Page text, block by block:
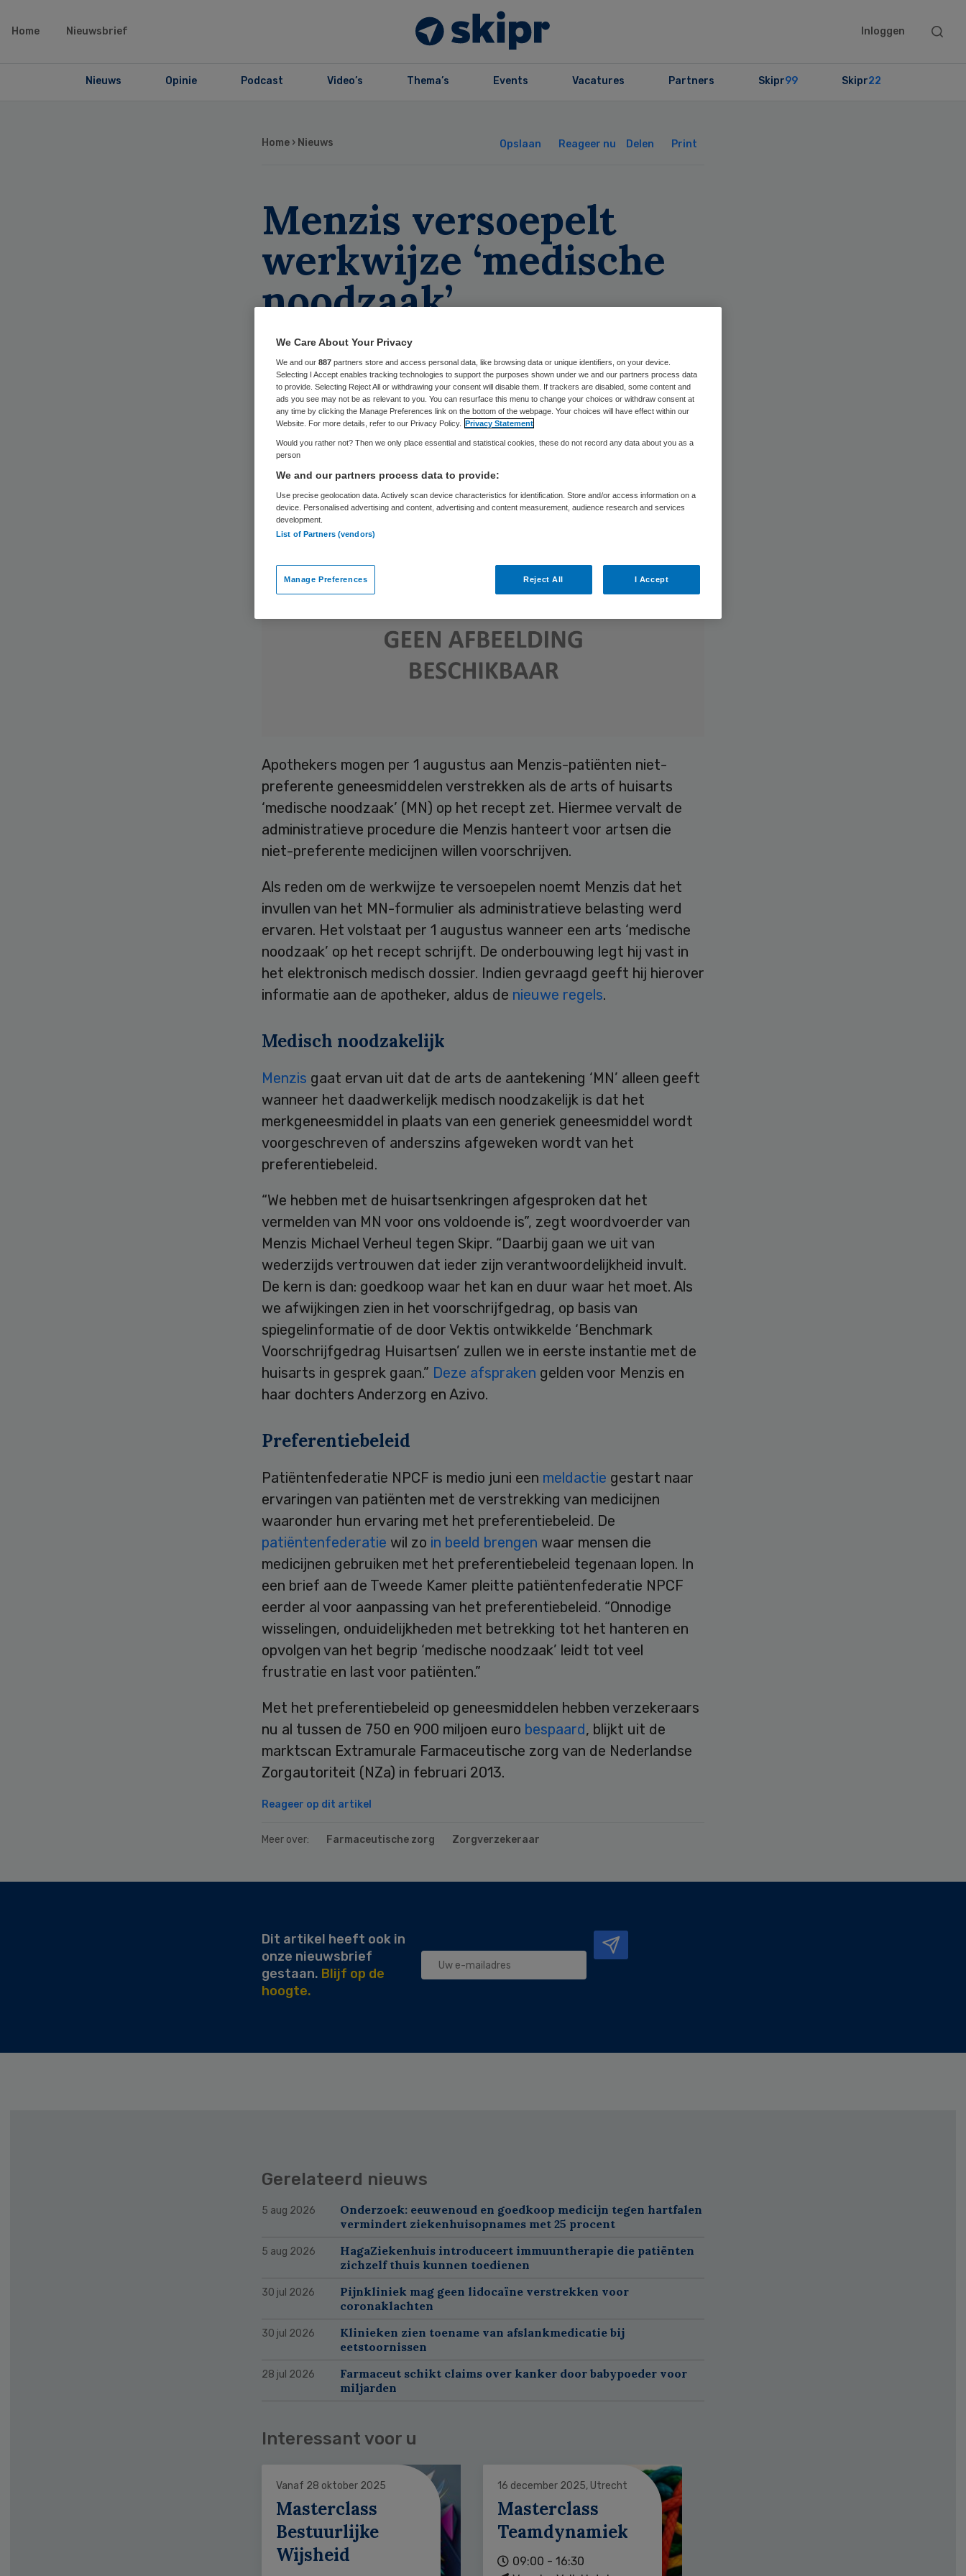
Home Nieuwsbrief Inloggen
Search
Nieuws Opinie Podcast Video’s Thema’s Events Vacatures Partners Skipr99 Skipr22
Home › Nieuws Opslaan Reageer nu Delen Print
Menzis versoepelt
werkwijze ‘medische
noodzaak’
Skipr Redactie 30 juli 2013 ,08:58 18 keer gelezen
Apothekers mogen per 1 augustus aan Menzis-patiënten niet-
preferente geneesmiddelen verstrekken als de arts of huisarts
‘medische noodzaak’ (MN) op het recept zet. Hiermee vervalt de
administratieve procedure die Menzis hanteert voor artsen die
niet-preferente medicijnen willen voorschrijven.
Als reden om de werkwijze te versoepelen noemt Menzis dat het
invullen van het MN-formulier als administratieve belasting werd
ervaren. Het volstaat per 1 augustus wanneer een arts ‘medische
noodzaak’ op het recept schrijft. De onderbouwing legt hij vast in
het elektronisch medisch dossier. Indien gevraagd geeft hij hierover
informatie aan de apotheker, aldus de nieuwe regels.
Medisch noodzakelijk
Menzis gaat ervan uit dat de arts de aantekening ‘MN’ alleen geeft
wanneer het daadwerkelijk medisch noodzakelijk is dat het
merkgeneesmiddel in plaats van een generiek geneesmiddel wordt
voorgeschreven of anderszins afgeweken wordt van het
preferentiebeleid.
“We hebben met de huisartsenkringen afgesproken dat het
vermelden van MN voor ons voldoende is”, zegt woordvoerder van
Menzis Michael Verheul tegen Skipr. “Daarbij gaan we uit van
wederzijds vertrouwen dat ieder zijn verantwoordelijkheid invult.
De kern is dan: goedkoop waar het kan en duur waar het moet. Als
we afwijkingen zien in het voorschrijfgedrag, op basis van
spiegelinformatie of de door Vektis ontwikkelde ‘Benchmark
Voorschrijfgedrag Huisartsen’ zullen we in eerste instantie met de
huisarts in gesprek gaan.” Deze afspraken gelden voor Menzis en
haar dochters Anderzorg en Azivo.
Preferentiebeleid
Patiëntenfederatie NPCF is medio juni een meldactie gestart naar
ervaringen van patiënten met de verstrekking van medicijnen
waaronder hun ervaring met het preferentiebeleid. De
patiëntenfederatie wil zo in beeld brengen waar mensen die
medicijnen gebruiken met het preferentiebeleid tegenaan lopen. In
een brief aan de Tweede Kamer pleitte patiëntenfederatie NPCF
eerder al voor aanpassing van het preferentiebeleid. “Onnodige
wisselingen, onduidelijkheden met betrekking tot het hanteren en
opvolgen van het begrip ‘medische noodzaak’ leidt tot veel
frustratie en last voor patiënten.”
Met het preferentiebeleid op geneesmiddelen hebben verzekeraars
nu al tussen de 750 en 900 miljoen euro bespaard, blijkt uit de
marktscan Extramurale Farmaceutische zorg van de Nederlandse
Zorgautoriteit (NZa) in februari 2013.
Reageer op dit artikel
Meer over: Farmaceutische zorg Zorgverzekeraar
Dit artikel heeft ook in
onze nieuwsbrief
gestaan. Blijf op de
hoogte.
Gerelateerd nieuws
5 aug 2026
Onderzoek: eeuwenoud en goedkoop medicijn tegen hartfalen
vermindert ziekenhuisopnames met 25 procent
5 aug 2026
HagaZiekenhuis introduceert immuuntherapie die patiënten
zichzelf thuis kunnen toedienen
30 jul 2026
Pijnkliniek mag geen lidocaïne verstrekken voor
coronaklachten
30 jul 2026
Klinieken zien toename van afslankmedicatie bij
eetstoornissen
28 jul 2026
Farmaceut schikt claims over kanker door babypoeder voor
miljarden
Interessant voor u
Vanaf 28 oktober 2025
Masterclass
Bestuurlijke
Wijsheid
16 december 2025, Utrecht
Masterclass
Teamdynamiek
09:00 - 16:30
We Care About Your Privacy
We and our 887 partners store and access personal data, like browsing data or unique identifiers, on your device.
Selecting I Accept enables tracking technologies to support the purposes shown under we and our partners process data
to provide. Selecting Reject All or withdrawing your consent will disable them. If trackers are disabled, some content and
ads you see may not be as relevant to you. You can resurface this menu to change your choices or withdraw consent at
any time by clicking the Manage Preferences link on the bottom of the webpage. Your choices will have effect within our
Website. For more details, refer to our Privacy Policy.
Privacy Statement
Would you rather not? Then we only place essential and statistical cookies, these do not record any data about you as a
person
We and our partners process data to provide:
Use precise geolocation data. Actively scan device characteristics for identification. Store and/or access information on a
device. Personalised advertising and content, advertising and content measurement, audience research and services
development.
List of Partners (vendors)
Manage Preferences Reject All I Accept